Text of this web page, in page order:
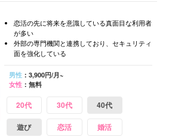
恋活の先に将来を意識している真面目な利用者
が多い
外部の専門機関と連携しており、セキュリティ
面を強化している
男性：3,900円/月~
女性：無料
20代 30代 40代
遊び 恋活 婚活